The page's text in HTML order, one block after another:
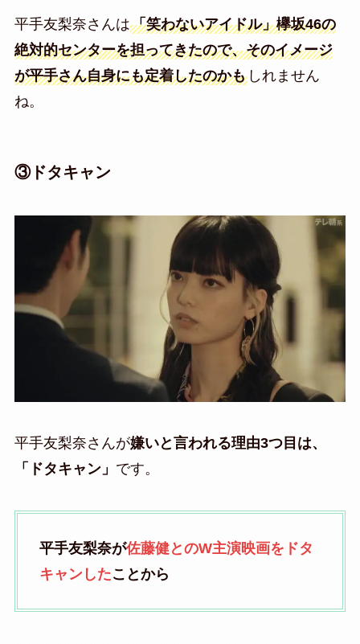
平手友梨奈さんは「笑わないアイドル」欅坂46の
絶対的センターを担ってきたので、そのイメージ
が平手さん自身にも定着したのかもしれません
ね。
③ドタキャン
平手友梨奈さんが嫌いと言われる理由3つ目は、
「ドタキャン」 です。
平手友梨奈が佐藤健とのW主演映画をドタ
キャンしたことから